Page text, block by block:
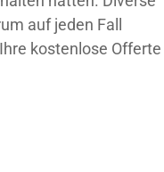
auf jeden Fall
kostenlose Offerte